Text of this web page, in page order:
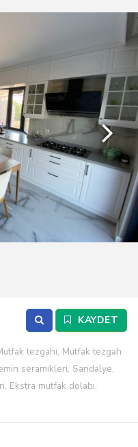
KAYDET
tezgahı, Mutfak tezgah
seramikleri, Sandalye,
Ekstra mutfak dolabı,